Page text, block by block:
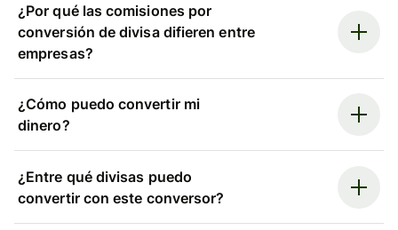
¿Por qué las comisiones por
conversión de divisa difieren entre
empresas?
¿Cómo puedo convertir mi
dinero?
¿Entre qué divisas puedo
convertir con este conversor?